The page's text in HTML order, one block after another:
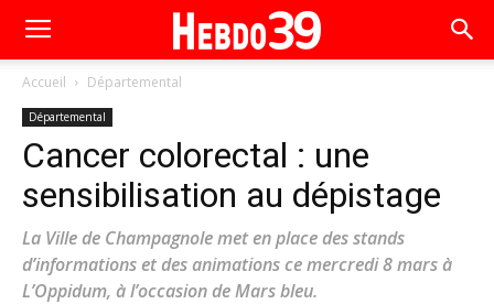
Accueil Départemental
Départemental
Cancer colorectal : une
sensibilisation au dépistage
La Ville de Champagnole met en place des stands
d’informations et des animations ce mercredi 8 mars à
L’Oppidum, à l’occasion de Mars bleu.